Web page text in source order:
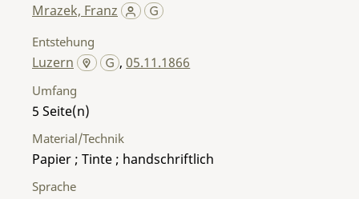
Mrazek, Franz
Entstehung
Luzern ,05.11.1866
Umfang
5
Material/Technik
Papier ; Tinte ; handschriftlich
Sprache